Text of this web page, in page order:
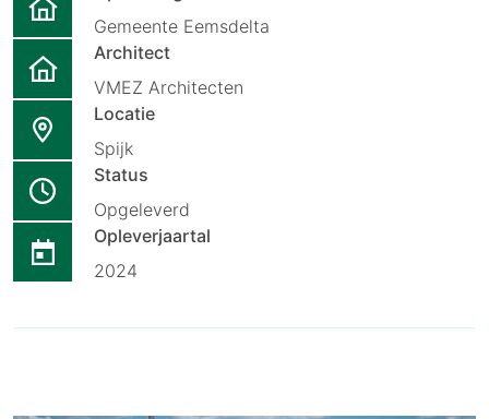
Gemeente Eemsdelta
Architect
VMEZ Architecten
Locatie
Spijk
Status
Opgeleverd
Opleverjaartal
2024